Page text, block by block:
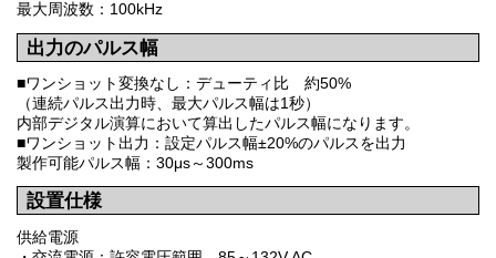
最大周波数：100kHz
出力のパルス幅
■ワンショット変換なし：デューティ比 約50%
（連続パルス出力時、最大パルス幅は1秒）
内部デジタル演算において算出したパルス幅になります。
■ワンショット出力：設定パルス幅±20%のパルスを出力
製作可能パルス幅：30μs～300ms
設置仕様
供給電源